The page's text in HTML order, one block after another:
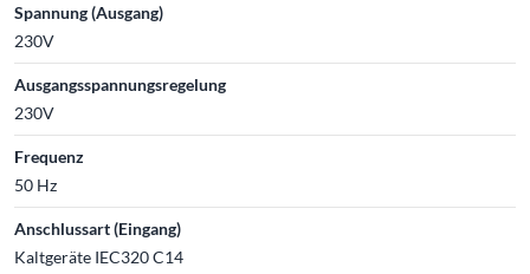
Spannung (Ausgang)
230V
Ausgangsspannungsregelung
230V
Frequenz
50 Hz
Anschlussart (Eingang)
Kaltgeräte IEC320 C14